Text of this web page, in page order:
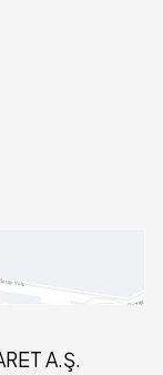
A.Ş.